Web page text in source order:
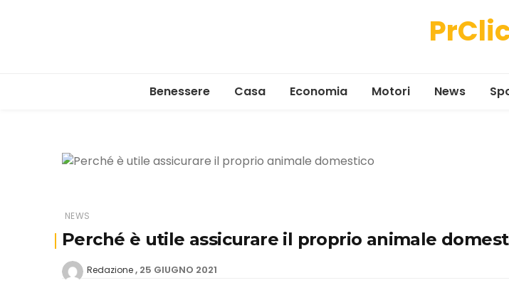
Benessere Casa Economia Motori News
NEWS
Perché è utile assicurare il proprio animale
Redazione 25 GIUGNO 2021